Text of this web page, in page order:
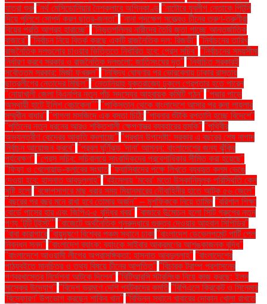
যাত্রা শুরু "নর্থ মেসিডোনিয়ার নৈশক্লাবে অগ্নিকাণ্ড "নাটোরে যুবলীগ নেতাকে পিটুনি
দিয়ে পুলিশে সোপর্দ করল ছাত্র-জনতা" "নানা পদক্ষেপ সত্ত্বেও চীনের তরুণ-তরুণীরা
বিয়ের প্রতি আগ্রহ হারাচ্ছে" "নিভৃতপল্লির নারীদের তৈরি জুতা পাচ্ছে আন্তর্জাতিক
বাজারে" "নির্বাচন নিয়ে বিতর্ক করছে একটি রাজনৈতিক দল: রিজভী" "নির্বাচনের তারিখ
রাজনৈতিক দলগুলোর চাওয়ার ভিত্তিতে নির্ধারিত হবে: প্রেস সচিব" "নির্বাচনের সময়সীমা
নির্ধারণ করবে সরকার ও রাজনৈতিক দলগুলো: জাতিসংঘের দূত" "নির্বাচিত সরকারই
সর্বোত্তম সরকার: মির্জা ফখরুল" "নিষিদ্ধ ঘোষণার পর ভোরবেলায় ঢাকার রাস্তায়
ছাত্রলীগের নেতাদের মিছিল" "নেতানিয়াহু যুক্তরাজ্যে ঢুকলে গ্রেপ্তার হতে পারেন
"নোয়াখালী জেলা বিএনপির নতুন পাঁচ সদস্যের আহ্বায়ক কমিটি গঠন" "পদ্মার পাড়ে
অস্থায়ী হাটে ইলিশ বেচাকেনা"'' "পাকিস্তান থেকে বাংলাদেশে আসার পর রুনা লায়লার
সম্মুখীন বাধার" "পাগলা মসজিদে এক বস্তা চিঠি: "পাবনার শুঁটকি রপ্তানি হচ্ছে বিদেশে"
"পুতিনের নতুন ধরনের আরও শক্তিশালী ক্ষেপণাস্ত্র ব্যবহারের হুমকি" "পৃথিবীর
অভ্যন্তরীণ কেন্দ্রের আকৃতি বদলাচ্ছে" "প্রধান উপদেষ্টা: সরকার এ বছরের শেষ নাগাদ
নির্বাচন আয়োজন করবে" "প্রবল ঘূর্ণিঝড় 'দানা' আসন্ন: বাংলাদেশের জন্য ঝুঁকির
পর্যবেক্ষণ" "প্রেস সচিব: সচিবালয়ে সাংবাদিকদের প্রবেশাধিকার সীমিত করা হয়েছে"
"ফিফা ও খেলোয়াড়-ক্লাবের সংঘাত "ফ্যাসিবাদের পক্ষে লিখতে ব্যবহৃত কলম ভেঙে
দেওয়া হবে: হাসনাত আবদুল্লাহ" "বইমেলায় ‘মবের’ মতো উসকানিমূলক পরিস্থিতি কেন
সৃষ্টি হলো "বঙ্গোপসাগরে মাছ ধরার সময় মিয়ানমারের নৌবাহিনীর হাতে আটক ৫৬ জেলে"
"বছরের পর বছর মনে রাখা হবে তোমার অর্জন" – মুশফিককে নিয়ে তামিম "বরিশাল শিক্ষা
বোর্ডে পাসের হার এবং জিপিএ-৫ বৃদ্ধির খবর" "বাজারে উন্মোচন হলো সিটি গ্রুপের নতুন
পণ্য ‘টুটি টুইস্ট’" "বাজেটে অর্থনৈতিক পুনরুদ্ধারে গুরুত্ব দেওয়ার আহ্বান সিপিডির"
"বাবা কারাগারে "বায়ুদূষণে বিশ্বের পঞ্চম স্থানে ঢাকা "বাংলাদেশ ডেভেলপমেন্ট পার্টি পেল
নিবন্ধন সনদ" "বাংলাদেশ ব্যাংক: ব্যাংকে সাইবার আক্রমণের আশঙ্কাজনক বৃদ্ধি"
"বাংলাদেশে আওয়ামী লীগের অপ্রাসঙ্গিকতা: হাসনাত আবদুল্লাহ" "বাংলাদেশের
পাঠ্যবইতে মানচিত্র ও তথ্য বিষয়ে চীনের আপত্তি" "বিচারক ট্রাম্প প্রশাসনের
গণবরখাস্তের নির্দেশনা আটকে দিলেন" "বিটিআরসি স্টারলিংক নিয়ে কাজ করছে: ইলন
মাস্কের উদ্যোগ" "বিদেশ ভ্রমণে দেশি পর্যটকদের কমতি "বিপিএলে ক্রিকেট ও সিনেমার
'বিস্ফোরণ' উপভোগ করছেন শাকিব খান" "বিভিন্ন স্থানে খাবারের দোকান খোলা রাখতে